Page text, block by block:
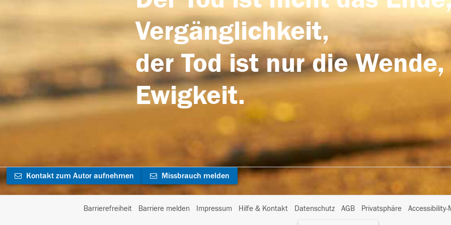
Vergänglichkeit,
der Tod ist nur die
Ewigkeit.
Kontakt zum Autor aufnehmen Missbrauch melden
Barrierefreiheit Barriere melden Impressum Hilfe & Kontakt Datenschutz AGB Privatsphäre
I